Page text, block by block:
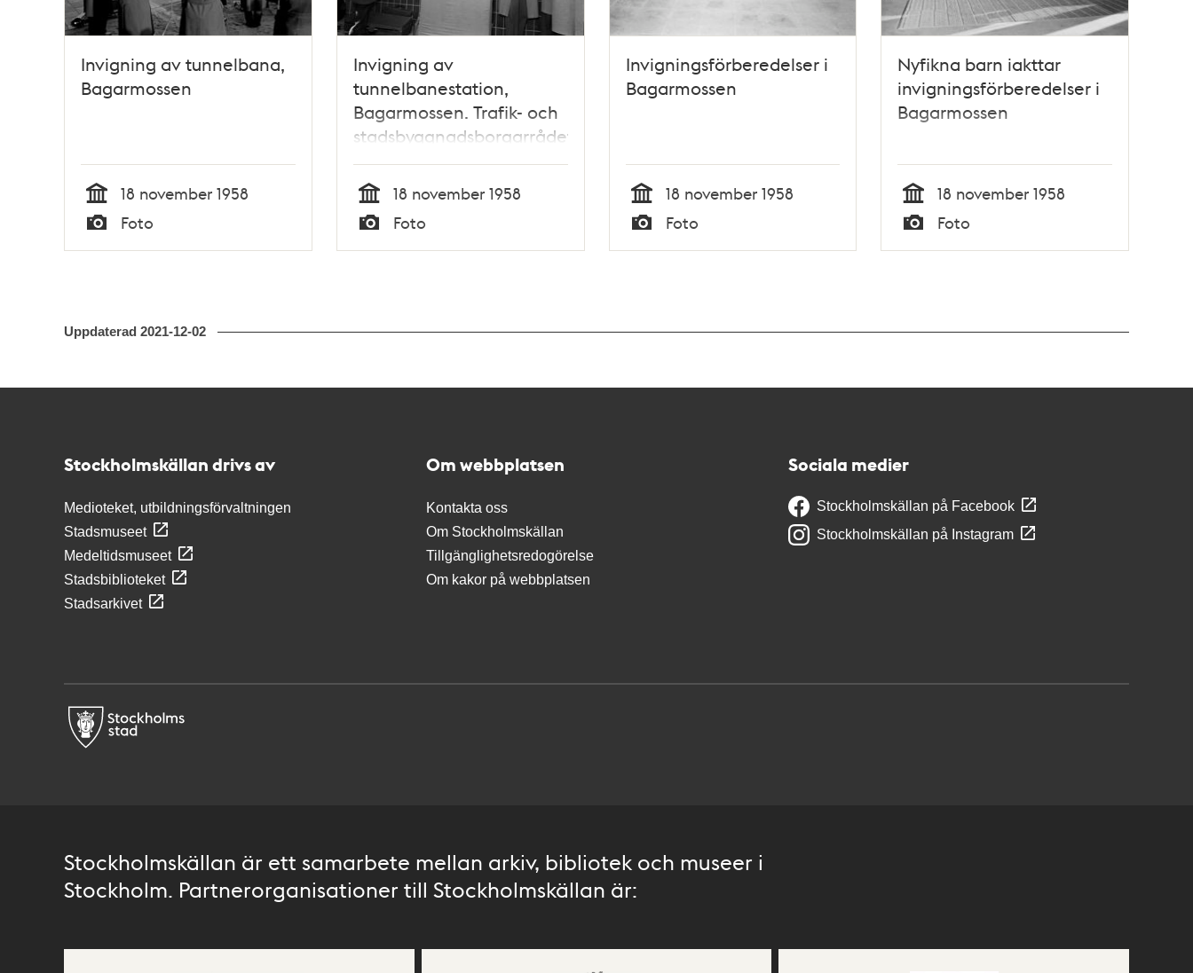
Invigning av tunnelbana,
Bagarmossen
Tid
18 november 1958
Typ
Foto
Invigning av
tunnelbanestation,
Bagarmossen. Trafik- och
stadsbyggnadsborgarrådet
Helge Berglund
invigningstalar.
Tid
18 november 1958
Typ
Foto
Invigningsförberedelser i
Bagarmossen
Tid
18 november 1958
Typ
Foto
Nyfikna barn iakttar
invigningsförberedelser i
Bagarmossen
Tid
18 november 1958
Typ
Foto
Uppdaterad 2021-12-02
Stockholmskällan drivs av
Medioteket, utbildningsförvaltningen
Stadsmuseet
Medeltidsmuseet
Stadsbiblioteket
Stadsarkivet
Om webbplatsen
Kontakta oss
Om Stockholmskällan
Tillgänglighetsredogörelse
Om kakor på webbplatsen
Sociala medier
Stockholmskällan på Facebook
Stockholmskällan på Instagram
Stockholmskällan är ett samarbete mellan arkiv, bibliotek och museer i
Stockholm. Partnerorganisationer till Stockholmskällan är: